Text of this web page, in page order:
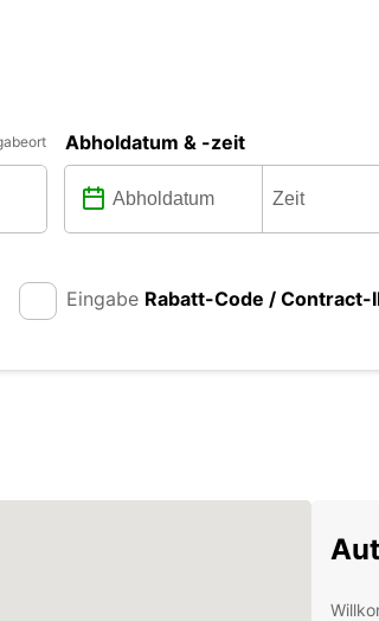
Abholdatum & -zeit
Eingabe Rabatt-Code / Contract-